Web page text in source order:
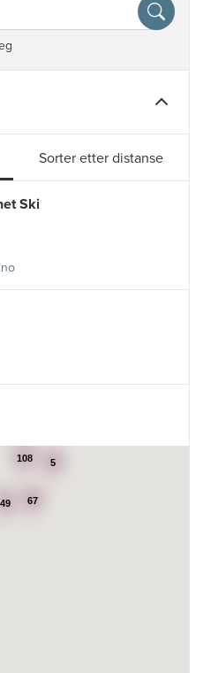
Sorter etter distanse
Ski
49
108
67
5